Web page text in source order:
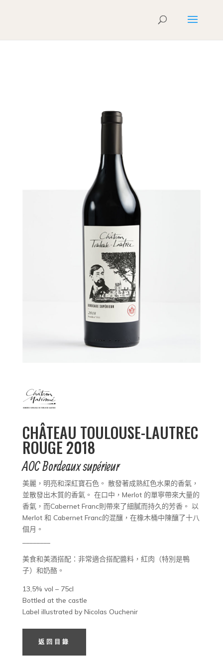
CHÂTEAU TOULOUSE-LAUTREC
ROUGE 2018
AOC Bordeaux supérieur
美麗，明亮和深紅寶石色。 散發著成熟紅色水果的香氣，
並散發出木質的香氣。 在口中，Merlot 的單寧帶來大量的
香氣，而Cabernet Franc則帶來了細膩而持久的芳香。 以
Merlot 和 Cabernet Franc的混釀，在橡木桶中陳釀了十八
個月。
美食和美酒搭配：非常適合搭配醬料，紅肉（特別是鴨
子）和奶酪。
13,5% vol – 75cl
Bottled at the castle
Label illustrated by Nicolas Ouchenir
返回目錄